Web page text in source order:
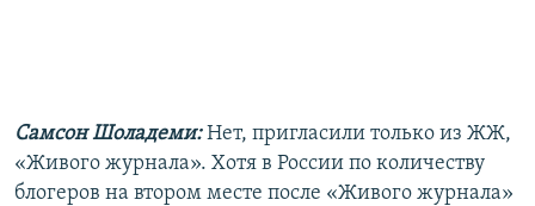
Самсон Шоладеми:Нет, пригласили только из ЖЖ,
«Живого журнала». Хотя в России по количеству
блогеров на втором месте после «Живого журнала»